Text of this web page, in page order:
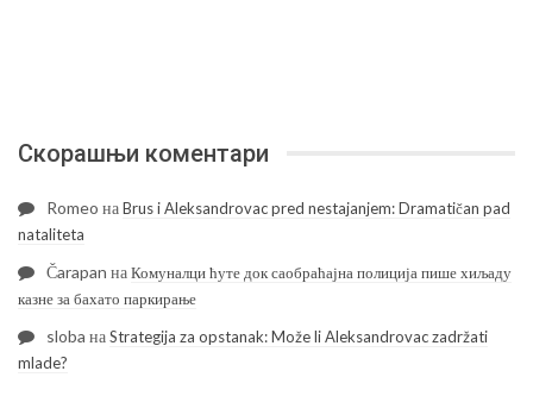
Скорашњи коментари
Romeo наBrus i Aleksandrovac pred nestajanjem: Dramatičan pad
nataliteta
Čarapan наКомуналци ћуте док саобраћајна полиција пише хиљаду
казне за бахато паркирање
sloba наStrategija za opstanak: Može li Aleksandrovac zadržati
mlade?